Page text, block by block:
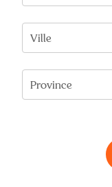
Ville
Province